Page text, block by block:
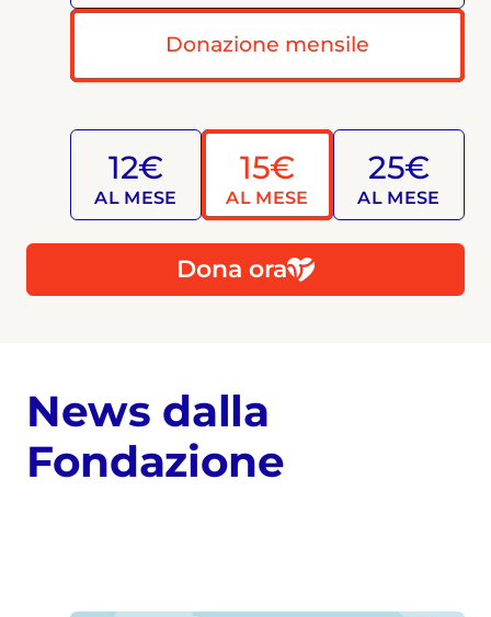
Donazione mensile
12€
AL MESE
15€
AL MESE
25€
AL MESE
Dona ora
News dalla
Fondazione